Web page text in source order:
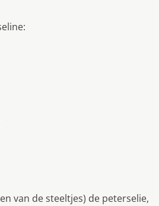
van de steeltjes) de peterselie,